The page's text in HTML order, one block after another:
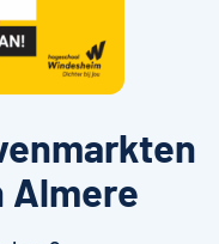
Almere